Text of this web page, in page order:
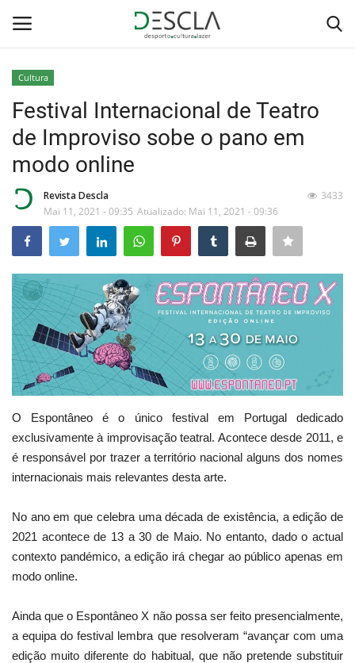
Home
Desporto
Sobre Nós
Educação
Estatuto Editorial
Saúde
Ficha técnica
Lazer
Ambiente
Cultura
Festival Internacional de Teatro
de Improviso sobe o pano em
modo online
Revista Descla
Mai 11, 2021 - 09:35 Atualizado: Mai 11, 2021 - 09:36
3433
O Espontâneo é o único festival em Portugal dedicado
exclusivamente à improvisação teatral. Acontece desde 2011, e
é responsável por trazer a território nacional alguns dos nomes
internacionais mais relevantes desta arte.
No ano em que celebra uma década de existência, a edição de
2021 acontece de 13 a 30 de Maio. No entanto, dado o actual
contexto pandémico, a edição irá chegar ao público apenas em
modo online.
Ainda que o Espontâneo X não possa ser feito presencialmente,
a equipa do festival lembra que resolveram “avançar com uma
edição muito diferente do habitual, que não pretende substituir